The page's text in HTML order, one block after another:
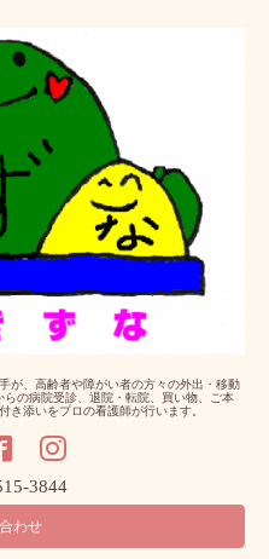
が、高齢者や障がい者の方々の外出・移動
の病院受診、退院・転院、買い物、ご本
き添いをプロの看護師が行います。
3844
わせ